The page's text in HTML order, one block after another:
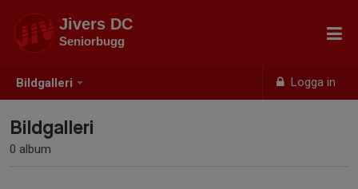
Bildgalleri Logga in
Jivers DC
Seniorbugg
Bildgalleri
0 album